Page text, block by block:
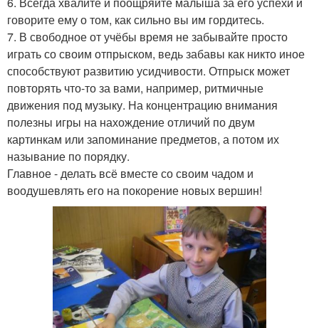
говорите ему о том, как сильно вы им гордитесь.
7. В свободное от учёбы время не забывайте просто
играть со своим отпрыском, ведь забавы как никто иное
способствуют развитию усидчивости. Отпрыск может
повторять что-то за вами, например, ритмичные
движения под музыку. На концентрацию внимания
полезны игры на нахождение отличий по двум
картинкам или запоминание предметов, а потом их
называние по порядку.
Главное - делать всё вместе со своим чадом и
воодушевлять его на покорение новых вершин!